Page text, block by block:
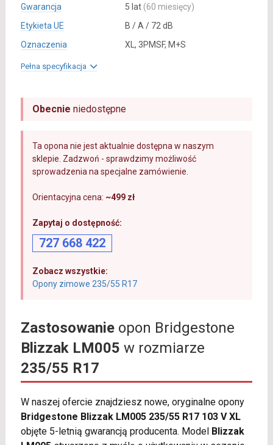
Gwarancja
5 lat (60 miesięcy)
Etykieta UE
B / A / 72 dB
Oznaczenia
XL, 3PMSF, M+S
Pełna specyfikacja
Obecnie niedostępne
Ta opona nie jest aktualnie dostępna w naszym
sklepie. Zadzwoń - sprawdzimy możliwość
sprowadzenia na specjalne zamówienie.
Orientacyjna cena: ~499 zł
Zapytaj o dostępność:
727 668 422
Zobacz wszystkie:
Opony zimowe 235/55 R17
Zastosowanieopon Bridgestone
Blizzak LM005 w rozmiarze
235/55 R17
W naszej ofercie znajdziesz nowe, oryginalne opony
Bridgestone Blizzak LM005 235/55 R17 103 V XL
objęte 5-letnią gwarancją producenta. Model Blizzak